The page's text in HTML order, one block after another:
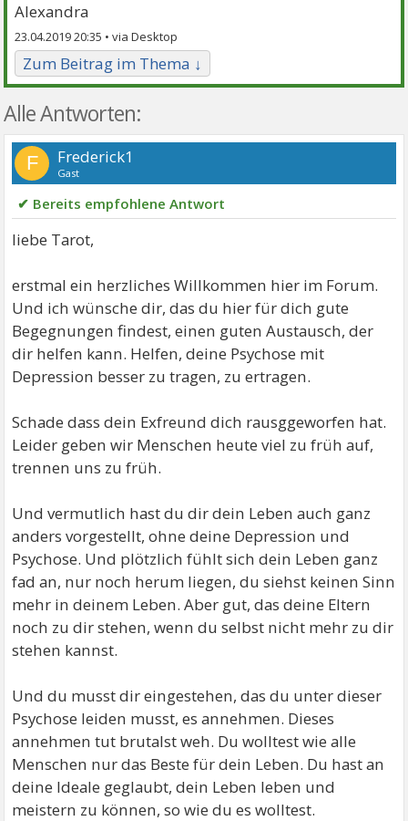
Alexandra
23.04.2019 20:35 •
Zum Beitrag im Thema ↓
Alle Antworten:
F Frederick1
Gast
✔ Bereits empfohlene Antwort
liebe Tarot,
erstmal ein herzliches Willkommen hier im Forum.
Und ich wünsche dir, das du hier für dich gute
Begegnungen findest, einen guten Austausch, der
dir helfen kann. Helfen, deine Psychose mit
Depression besser zu tragen, zu ertragen.
Schade dass dein Exfreund dich rausggeworfen hat.
Leider geben wir Menschen heute viel zu früh auf,
trennen uns zu früh.
Und vermutlich hast du dir dein Leben auch ganz
anders vorgestellt, ohne deine Depression und
Psychose. Und plötzlich fühlt sich dein Leben ganz
fad an, nur noch herum liegen, du siehst keinen Sinn
mehr in deinem Leben. Aber gut, das deine Eltern
noch zu dir stehen, wenn du selbst nicht mehr zu dir
stehen kannst.
Und du musst dir eingestehen, das du unter dieser
Psychose leiden musst, es annehmen. Dieses
annehmen tut brutalst weh. Du wolltest wie alle
Menschen nur das Beste für dein Leben. Du hast an
deine Ideale geglaubt, dein Leben leben und
meistern zu können, so wie du es wolltest.